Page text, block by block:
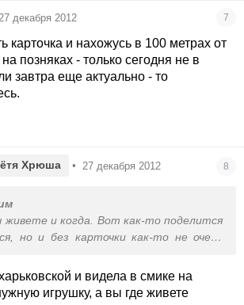
27 декабря 2012 7
карточка и нахожусь в 100 метрах от
позняках - только сегодня не в
завтра еще актуально - то
Хрюша • 27 декабря 2012 8
живете и когда. Вот как-то поделится
но и без карточки как-то не очень
и видела в смике на
игрушку, а вы где живете